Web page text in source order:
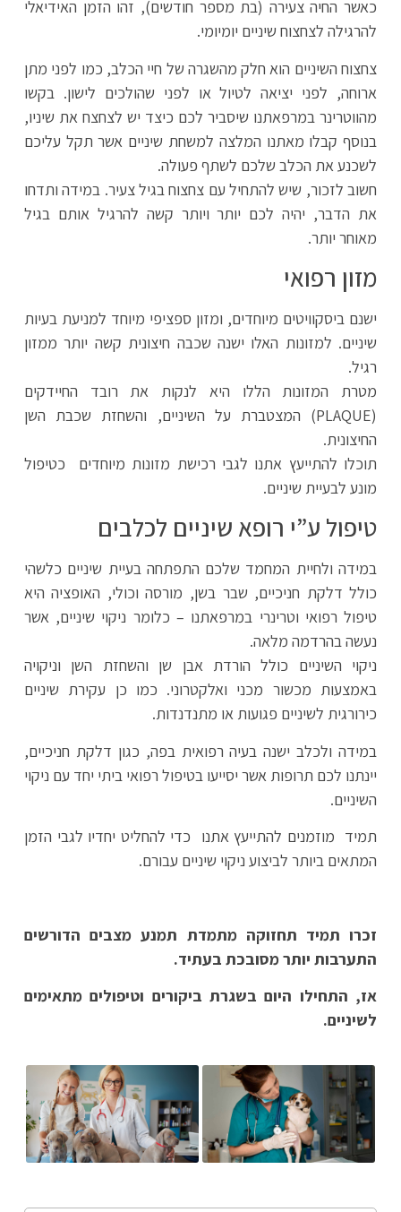
כאשר החיה צעירה (בת מספר חודשים), זהו הזמן האידיאלי
להרגילה לצחצוח שיניים יומיומי.
צחצוח השיניים הוא חלק מהשגרה של חיי הכלב, כמו לפני מתן
ארוחה, לפני יציאה לטיול או לפני שהולכים לישון. בקשו
מהווטרינר במרפאתנו שיסביר לכם כיצד יש לצחצח את שיניו,
בנוסף קבלו מאתנו המלצה למשחת שיניים אשר תקל עליכם
לשכנע את הכלב שלכם לשתף פעולה.
חשוב לזכור, שיש להתחיל עם צחצוח בגיל צעיר. במידה ותדחו
את הדבר, יהיה לכם יותר ויותר קשה להרגיל אותם בגיל
מאוחר יותר.
מזון רפואי
ישנם ביסקוויטים מיוחדים, ומזון ספציפי מיוחד למניעת בעיות
שיניים. למזונות האלו ישנה שכבה חיצונית קשה יותר ממזון
רגיל.
מטרת המזונות הללו היא לנקות את רובד החיידקים
(PLAQUE) המצטברת על השיניים, והשחזת שכבת השן
החיצונית.
תוכלו להתייעץ אתנו לגבי רכישת מזונות מיוחדים כטיפול
מונע לבעיית שיניים.
טיפול ע”י רופא שיניים לכלבים
במידה ולחיית המחמד שלכם התפתחה בעיית שיניים כלשהי
כולל דלקת חניכיים, שבר בשן, מורסה וכולי, האופציה היא
טיפול רפואי וטרינרי במרפאתנו – כלומר ניקוי שיניים, אשר
נעשה בהרדמה מלאה.
ניקוי השיניים כולל הורדת אבן שן והשחזת השן וניקויה
באמצעות מכשור מכני ואלקטרוני. כמו כן עקירת שיניים
כירורגית לשיניים פגועות או מתנדנדות.
במידה ולכלב ישנה בעיה רפואית בפה, כגון דלקת חניכיים,
יינתנו לכם תרופות אשר יסייעו בטיפול רפואי ביתי יחד עם ניקוי
השיניים.
תמיד מוזמנים להתייעץ אתנו כדי להחליט יחדיו לגבי הזמן
המתאים ביותר לביצוע ניקוי שיניים עבורם.
זכרו תמיד תחזוקה מתמדת תמנע מצבים הדורשים
התערבות יותר מסובכת בעתיד.
אז, התחילו היום בשגרת ביקורים וטיפולים מתאימים
לשיניים.